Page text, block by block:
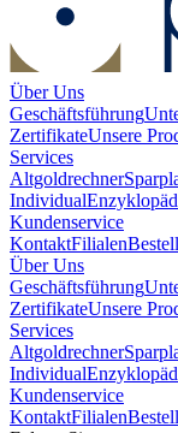
Über Uns
Geschäftsführung
ZertifikateUnsere
Services
Altgoldrechner
Individual
Kundenservice
KontaktFilialen
Über Uns
Geschäftsführung
ZertifikateUnsere
Services
Altgoldrechner
Individual
Kundenservice
KontaktFilialen